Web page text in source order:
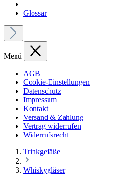
Glossar
Menü
AGB
Cookie-Einstellungen
Datenschutz
Impressum
Kontakt
Versand & Zahlung
Vertrag widerrufen
Widerrufsrecht
Trinkgefäße
Whiskygläser